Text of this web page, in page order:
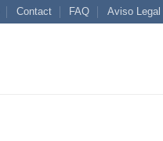
Contact FAQ Aviso Legal